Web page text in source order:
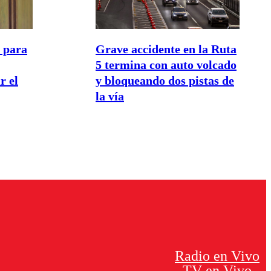
para
el
Grave accidente en la Ruta
5 termina con auto volcado
y bloqueando dos pistas de
la vía
Radio en Vivo